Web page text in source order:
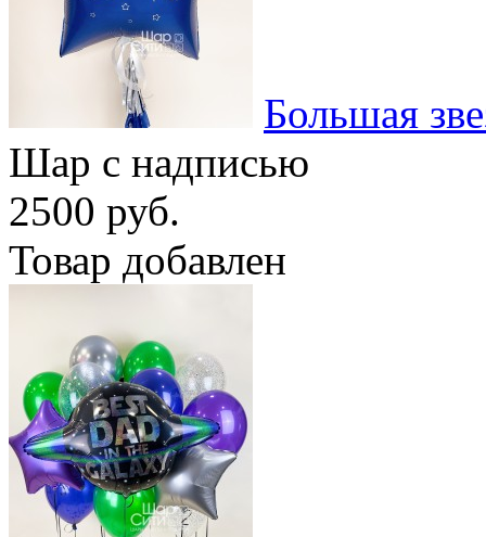
Большая
Шар с надписью
2500 руб.
Товар добавлен